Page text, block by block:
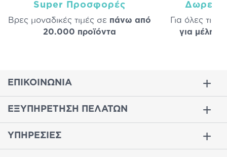
Super Προσφορές
Βρες μοναδικές τιμές σε πάνω από
20.000 προϊόντα
Δωρεάν
Για όλες τις
για μέλη
ΕΠΙΚΟΙΝΩΝΙΑ
ΕΞΥΠΗΡΕΤΗΣΗ ΠΕΛΑΤΩΝ
ΥΠΗΡΕΣΙΕΣ